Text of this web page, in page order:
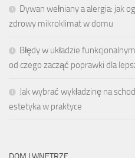
Dywan wełniany a alergia: jak
zdrowy mikroklimat w domu
Błędy w układzie
od czego zacząć poprawki dla
Jak wybrać wykładzinę na
estetyka w praktyce